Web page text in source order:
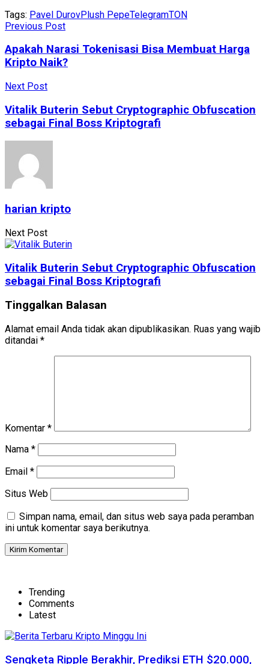
Tags: Pavel DurovPlush PepeTelegramTON
Previous Post
Apakah Narasi Tokenisasi Bisa Membuat Harga
Kripto Naik?
Next Post
Vitalik Buterin Sebut Cryptographic Obfuscation
sebagai Final Boss Kriptografi
harian kripto
Next Post
Vitalik Buterin Sebut Cryptographic Obfuscation
sebagai Final Boss Kriptografi
Tinggalkan Balasan
Alamat email Anda tidak akan dipublikasikan. Ruas yang wajib
ditandai *
Komentar *
Nama *
Email *
Situs Web
Simpan nama, email, dan situs web saya pada peramban
ini untuk komentar saya berikutnya.
Trending
Comments
Latest
Sengketa Ripple Berakhir, Prediksi ETH $20.000,